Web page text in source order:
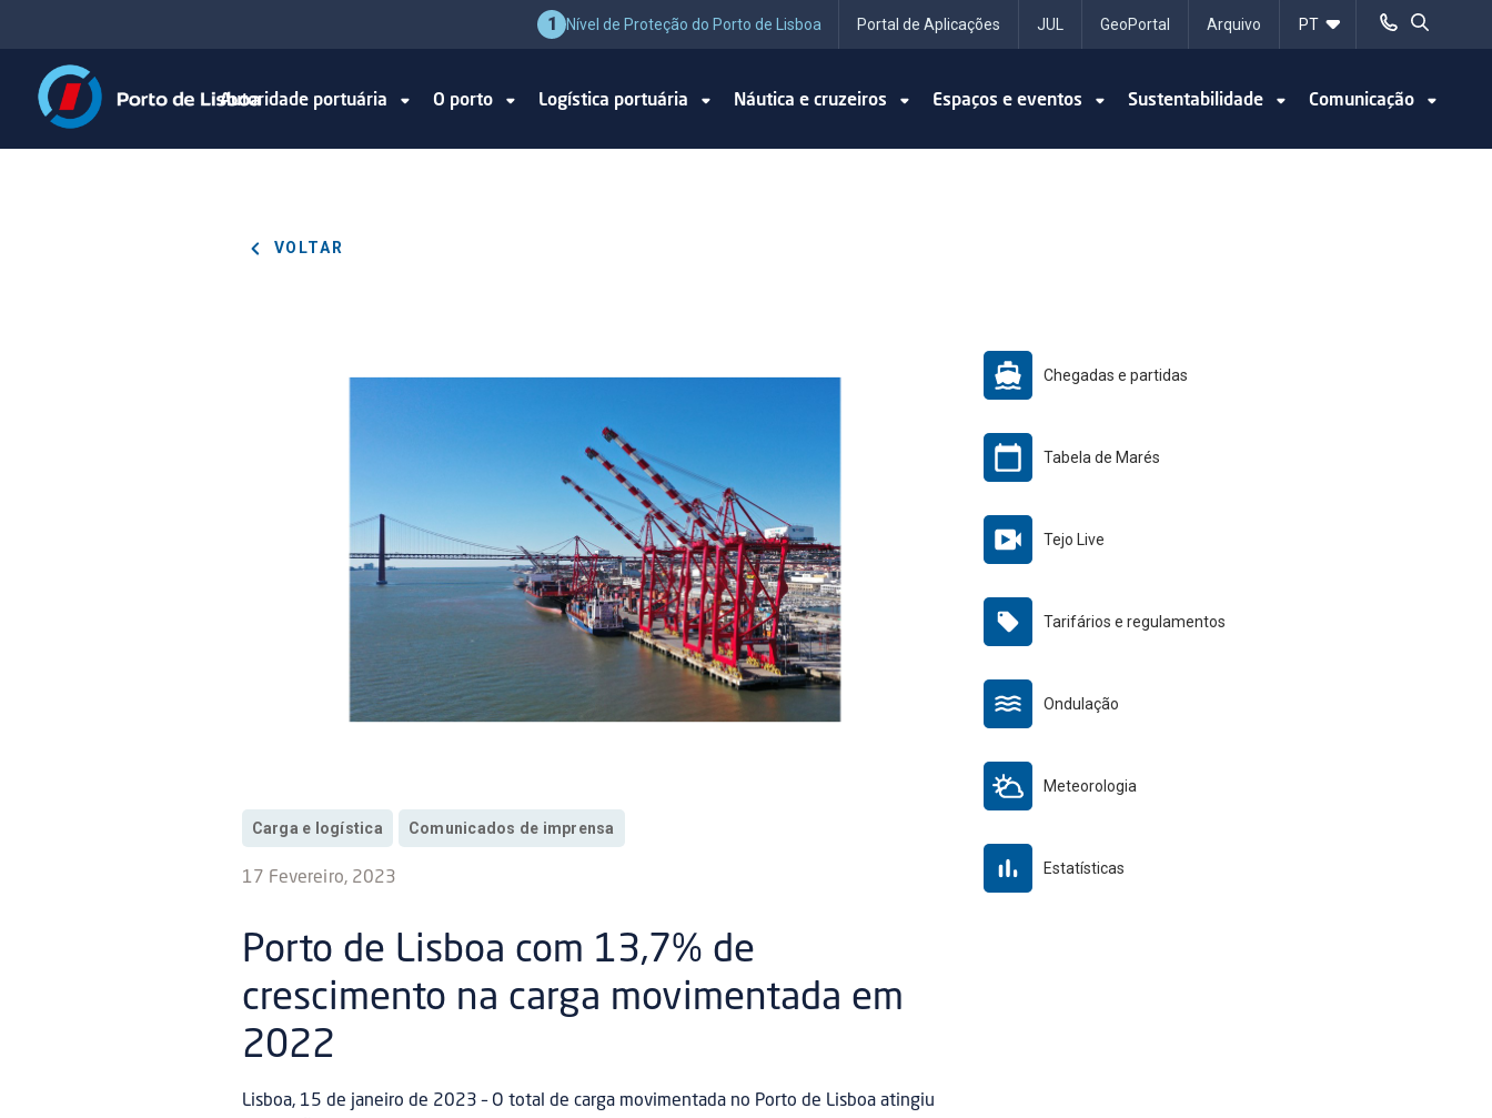
1 Nível de Proteção do Porto de Lisboa Portal de Aplicações JUL GeoPortal Arquivo
Autoridade portuária O porto Logística portuária Náutica e cruzeiros Espaços e eventos Sustentabilidade Comunicação
VOLTAR
Carga e logística Comunicados de imprensa
17 Fevereiro, 2023
Porto de Lisboa com 13,7% de
crescimento na carga movimentada em
2022
Lisboa, 15 de janeiro de 2023 – O total de carga movimentada no Porto de Lisboa atingiu
Chegadas e partidas
Tabela de Marés
Tejo Live
Tarifários e regulamentos
Ondulação
Meteorologia
Estatísticas